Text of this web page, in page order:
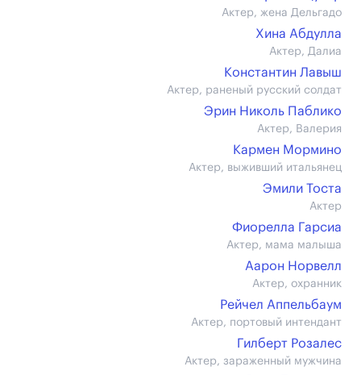
Актер, жена Дельгадо
Хина Абдулла
Актер, Далиа
Константин Лавыш
Актер, раненый русский солдат
Эрин Николь Паблико
Актер, Валерия
Кармен Мормино
Актер, выживший итальянец
Эмили Тоста
Актер
Фиорелла Гарсиа
Актер, мама малыша
Аарон Норвелл
Актер, охранник
Рейчел Аппельбаум
Актер, портовый интендант
Гилберт Розалес
Актер, зараженный мужчина